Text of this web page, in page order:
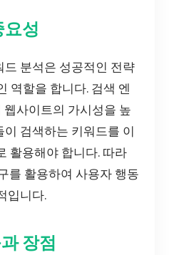
성
분석은 성공적인 전략
역할을 합니다. 검색 엔
사이트의 가시성을 높
검색하는 키워드를 이
활용해야 합니다. 따라
를 활용하여 사용자 행동
입니다.
장점